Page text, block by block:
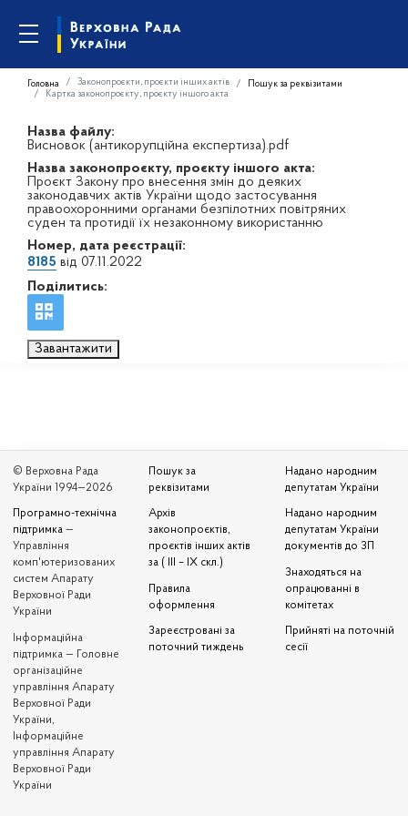
Головна Законопроєкти, проєкти інших актів
Пошук за реквізитами
Картка законопроєкту, проєкту іншого акта
Назва файлу:
Висновок (антикорупційна експертиза).pdf
Назва законопроєкту, проєкту іншого акта:
Проєкт Закону про внесення змін до деяких
законодавчих актів України щодо застосування
правоохоронними органами безпілотних повітряних
суден та протидії їх незаконному використанню
Номер, дата реєстрації:
8185 від 07.11.2022
Поділитись:
Завантажити
© Верховна Рада
України 1994—2026
Програмно-технічна
підтримка —
Управління
комп'ютеризованих
систем Апарату
Верховної Ради
України
Iнформаційна
підтримка — Головне
організаційне
управління Апарату
Верховної Ради
України,
Інформаційне
управління Апарату
Верховної Ради
України
Пошук за
реквізитами
Архів
законопроєктів,
проєктів інших актів
за ( III – IX скл.)
Правила
оформлення
Зареєстровані за
поточний тиждень
Надано народним
депутатам України
Надано народним
депутатам України
документів до ЗП
Знаходяться на
опрацюванні в
комітетах
Прийняті на поточній
сесії